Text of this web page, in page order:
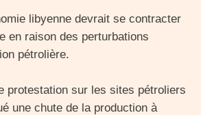
libyenne devrait se contracter
en raison des perturbations
pétrolière.
protestation sur les sites pétroliers
une chute de la production à